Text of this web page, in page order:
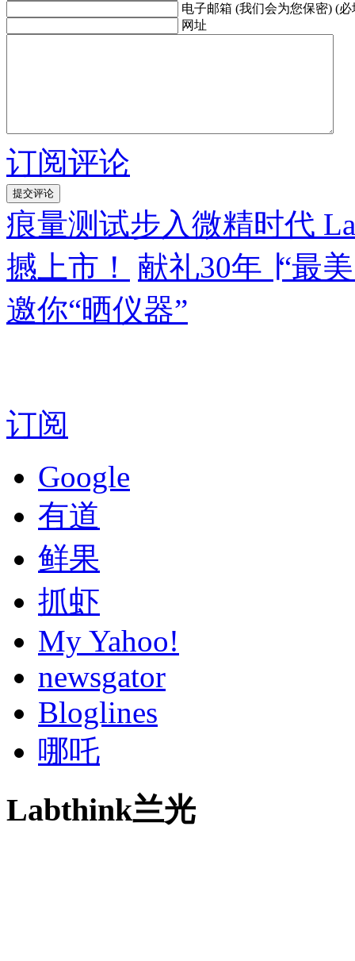
电子邮箱 (我们会为您保密) (必
网址
订阅评论
痕量测试步入微精时代
撼上市！
献礼30年 ∣“最
邀你“晒仪器”
订阅
Google
有道
鲜果
抓虾
My Yahoo!
newsgator
Bloglines
哪吒
Labthink兰光